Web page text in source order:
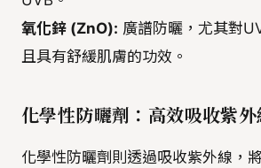
氧化鋅 (ZnO): 廣譜防曬，尤其對
且具有舒緩肌膚的功效。
化學性防曬劑：高效吸收紫
化學性防曬劑則透過吸收紫外線，